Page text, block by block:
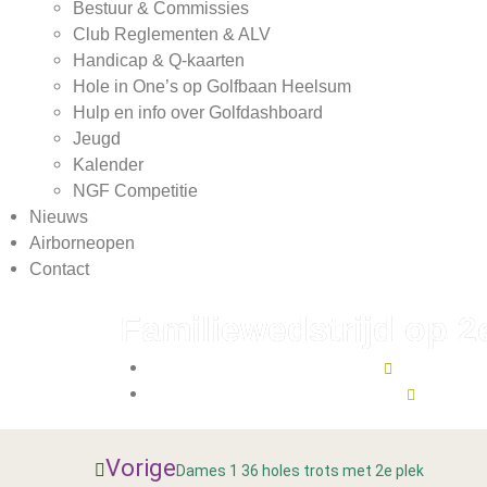
Bestuur & Commissies
Club Reglementen & ALV
Handicap & Q-kaarten
Hole in One’s op Golfbaan Heelsum
Hulp en info over Golfdashboard
Jeugd
Kalender
NGF Competitie
Nieuws
Airborneopen
Contact
VorigeDames 1 36 holes trots met 2e plek